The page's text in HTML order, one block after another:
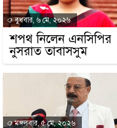
বুধবার, ৬ মে, ২০২৬
শপথ নিলেন এনসিপির
নুসরাত তাবাসসুম
মঙ্গলবার, ৫ মে, ২০২৬